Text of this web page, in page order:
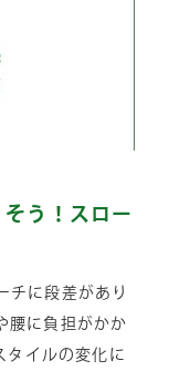
う！スロー
チに段差があり
腰に負担がかか
イルの変化に